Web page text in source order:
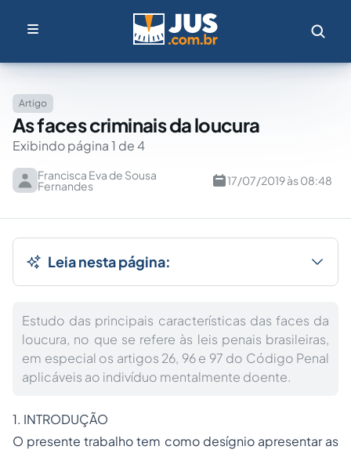
Artigo
As faces criminais da loucura
Exibindo página 1 de 4
Francisca Eva de Sousa
Fernandes 17/07/2019 às 08:48
Leia nesta página:
Estudo das principais características das faces da
loucura, no que se refere às leis penais brasileiras,
em especial os artigos 26, 96 e 97 do Código Penal
aplicáveis ao indivíduo mentalmente doente.
1. INTRODUÇÃO
O presente trabalho tem como desígnio apresentar as